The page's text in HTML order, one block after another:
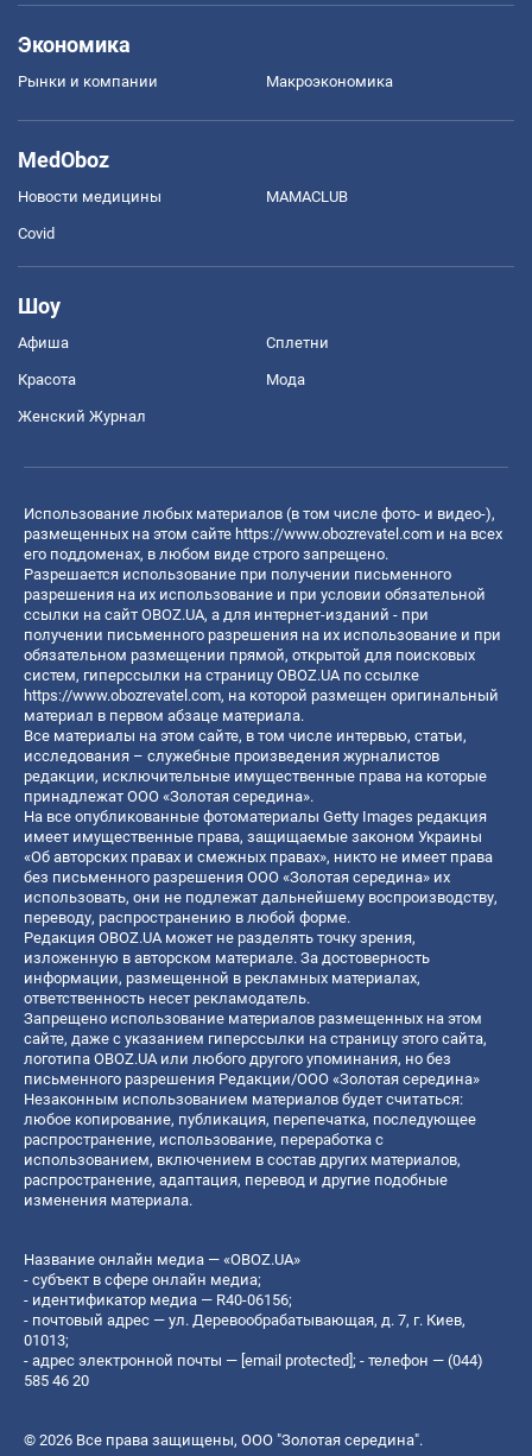
Экономика
Рынки и компании Mакроэкономика
MedOboz
Новости медицины MAMACLUB
Covid
Шоу
Афиша Сплетни
Красота Мода
Женский Журнал
Использование любых материалов (в том числе фото- и видео-),
размещенных на этом сайте https://www.obozrevatel.com и на всех
его поддоменах, в любом виде строго запрещено.
Разрешается использование при получении письменного
разрешения на их использование и при условии обязательной
ссылки на сайт OBOZ.UA, а для интернет-изданий - при
получении письменного разрешения на их использование и при
обязательном размещении прямой, открытой для поисковых
систем, гиперссылки на страницу OBOZ.UA по ссылке
https://www.obozrevatel.com, на которой размещен оригинальный
материал в первом абзаце материала.
Все материалы на этом сайте, в том числе интервью, статьи,
исследования – служебные произведения журналистов
редакции, исключительные имущественные права на которые
принадлежат ООО «Золотая середина».
На все опубликованные фотоматериалы Getty Images редакция
имеет имущественные права, защищаемые законом Украины
«Об авторских правах и смежных правах», никто не имеет права
без письменного разрешения ООО «Золотая середина» их
использовать, они не подлежат дальнейшему воспроизводству,
переводу, распространению в любой форме.
Редакция OBOZ.UA может не разделять точку зрения,
изложенную в авторском материале. За достоверность
информации, размещенной в рекламных материалах,
ответственность несет рекламодатель.
Запрещено использование материалов размещенных на этом
сайте, даже с указанием гиперссылки на страницу этого сайта,
логотипа OBOZ.UA или любого другого упоминания, но без
письменного разрешения Редакции/ООО «Золотая середина»
Незаконным использованием материалов будет считаться:
любое копирование, публикация, перепечатка, последующее
распространение, использование, переработка с
использованием, включением в состав других материалов,
распространение, адаптация, перевод и другие подобные
изменения материала.
Название онлайн медиа — «OBOZ.UA»
- субъект в сфере онлайн медиа;
- идентификатор медиа — R40-06156;
- почтовый адрес — ул. Деревообрабатывающая, д. 7, г. Киев,
01013;
- адрес электронной почты — [email protected] ; - телефон — (044)
585 46 20
© 2026 Все права защищены, ООО "Золотая середина".